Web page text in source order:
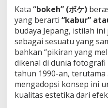
Kata “bokeh” (ボケ)
yang berarti “kabur”
budaya Jepang, istilah
sebagai sesuatu yang
bahkan “pikiran yang
dikenal di dunia
tahun 1990-an,
mengadopsi konsep ini
kualitas estetika dari